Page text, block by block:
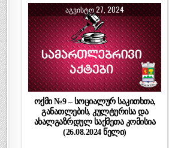
ᲐᲒᲕᲘᲡᲢᲝ 27, 2024
ოქმი №9 – სოციალურ საკითხთა,
განათლების, კულტურისა და
ახალგაზრდულ საქმეთა კომისია
(26.08.2024 წელი)